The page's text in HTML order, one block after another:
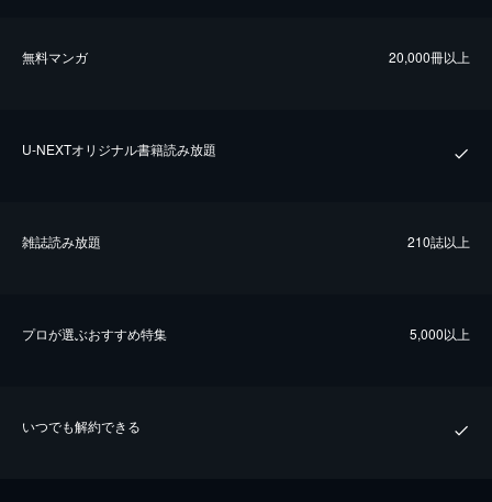
無料マンガ 20,000冊以上
U-NEXTオリジナル書籍読み放題
雑誌読み放題 210誌以上
プロが選ぶおすすめ特集 5,000以上
いつでも解約できる